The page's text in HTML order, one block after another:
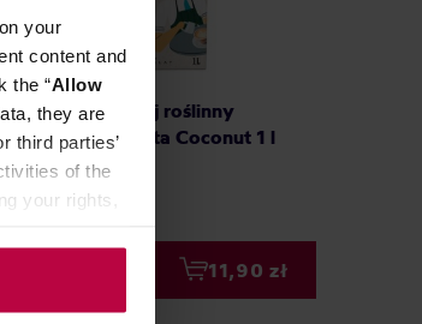
your
content and
the “Allow
they are
third parties’
of the
your rights,
Natur All - napój roślinny
kokosowy Barista Coconut 1 l
11,90 zł